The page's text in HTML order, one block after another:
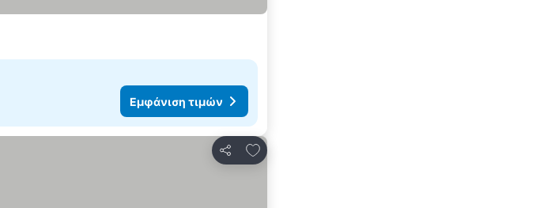
Εμφάνιση τιμών
Κοινοποίηση
Προσθήκη στα αγαπημένα